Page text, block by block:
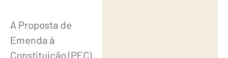
e Impacto
na Carga
A Proposta de
Emenda à
Constituição (PEC)